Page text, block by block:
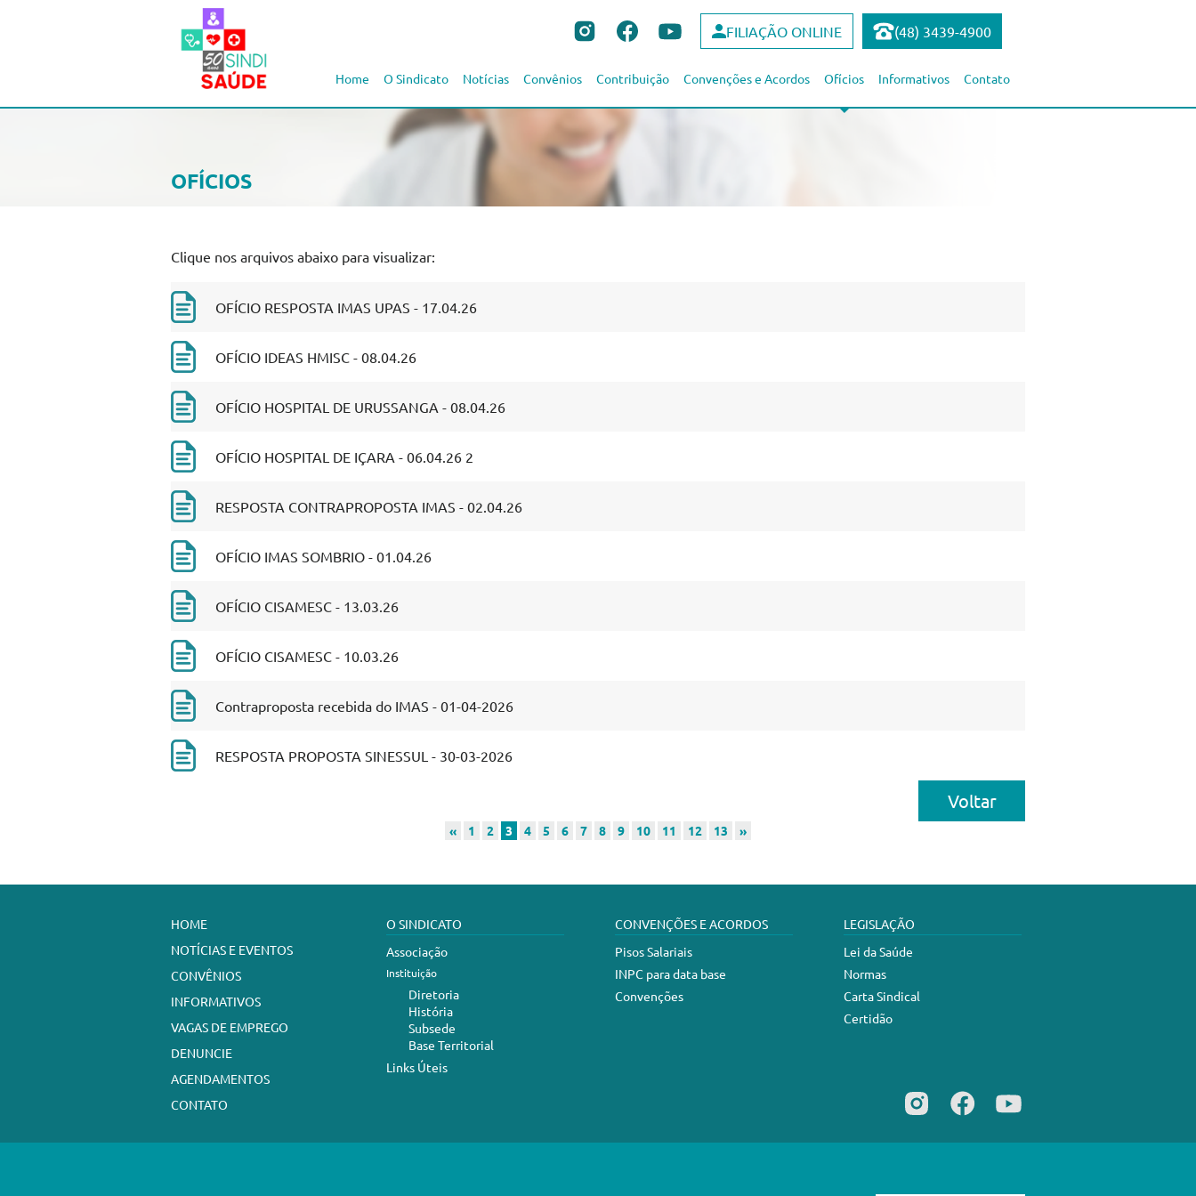
(48) 3439-4900
FILIAÇÃO ONLINE
Contato
Informativos
Ofícios
Convenções e Acordos
Contribuição
Convênios
Notícias
O Sindicato
Home
OFÍCIOS
Clique nos arquivos abaixo para visualizar:
OFÍCIO RESPOSTA IMAS UPAS - 17.04.26
OFÍCIO IDEAS HMISC - 08.04.26
OFÍCIO HOSPITAL DE URUSSANGA - 08.04.26
OFÍCIO HOSPITAL DE IÇARA - 06.04.26 2
RESPOSTA CONTRAPROPOSTA IMAS - 02.04.26
OFÍCIO IMAS SOMBRIO - 01.04.26
OFÍCIO CISAMESC - 13.03.26
OFÍCIO CISAMESC - 10.03.26
Contraproposta recebida do IMAS - 01-04-2026
RESPOSTA PROPOSTA SINESSUL - 30-03-2026
Voltar
« 1 2 3 4 5 6 7 8 9 10 11 12 13 »
HOME
NOTÍCIAS E EVENTOS
CONVÊNIOS
INFORMATIVOS
VAGAS DE EMPREGO
DENUNCIE
AGENDAMENTOS
CONTATO
O SINDICATO
Associação
Instituição
Diretoria
História
Subsede
Base Territorial
Links Úteis
CONVENÇÕES E ACORDOS
Pisos Salariais
INPC para data base
Convenções
LEGISLAÇÃO
Lei da Saúde
Normas
Carta Sindical
Certidão
Desenvolvimento